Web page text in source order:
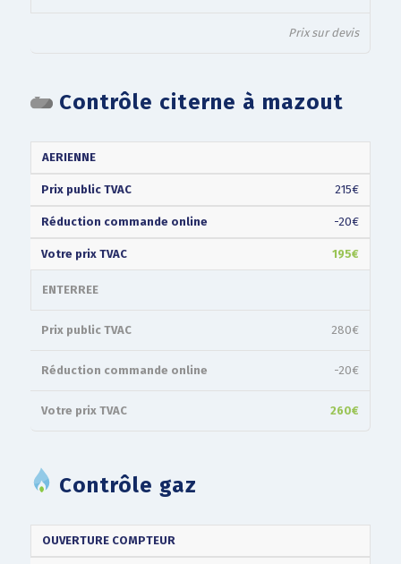
Prix sur devis
Contrôle citerne à mazout
PUBLIC
COMMANDE
PRIX
AERIENNE
215€
-20€
195€
ENTERREE
280€
-20€
260€
Contrôle gaz
PUBLIC
COMMANDE
PRIX
OUVERTURE COMPTEUR